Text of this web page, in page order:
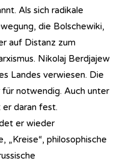
Als sich radikale
die Bolschewiki,
auf Distanz zum
Nikolaj Berdjajew
Landes verwiesen. Die
notwendig. Auch unter
er daran fest.
er wieder
„Kreise“, philosophische